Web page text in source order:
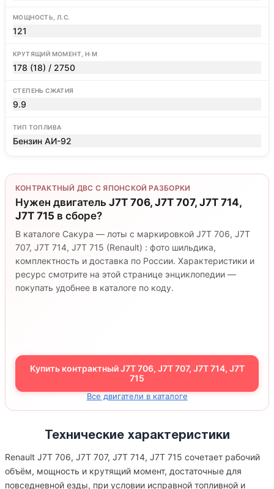
МОЩНОСТЬ, Л.С.
121
КРУТЯЩИЙ МОМЕНТ, Н·М
178 (18) / 2750
СТЕПЕНЬ СЖАТИЯ
9.9
ТИП ТОПЛИВА
Бензин АИ-92
КОНТРАКТНЫЙ ДВС С ЯПОНСКОЙ РАЗБОРКИ
Нужен двигатель J7T 706, J7T 707, J7T 714,
J7T 715 в сборе?
В каталоге Сакура — лоты с маркировкой J7T 706, J7T
707, J7T 714, J7T 715 (Renault) : фото шильдика,
комплектность и доставка по России. Характеристики и
ресурс смотрите на этой странице энциклопедии —
покупать удобнее в каталоге по коду.
Купить контрактный J7T 706, J7T 707, J7T 714, J7T
715
Все двигатели в каталоге
Технические характеристики
Renault J7T 706, J7T 707, J7T 714, J7T 715 сочетает рабочий
объём, мощность и крутящий момент, достаточные для
повседневной езды, при условии исправной топливной и